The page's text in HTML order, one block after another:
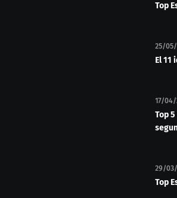
Top
25/
El 11
17/04/
Top
29/
Top